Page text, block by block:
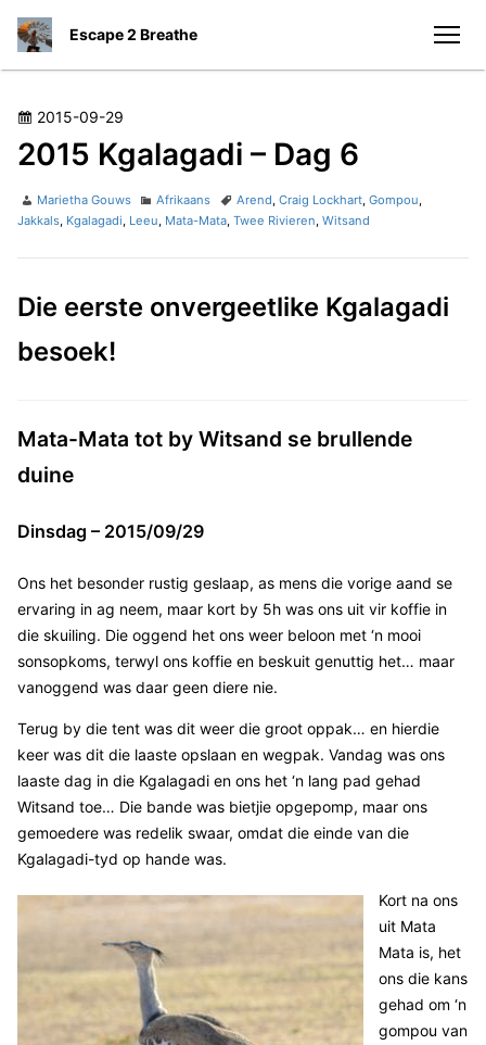
Escape 2 Breathe
P
o
s
t
e
n
2015-09-29
2015 Kgalagadi – Dag 6
A
u
h
r
Marietha Gouws
C
a
e
o
Afrikaans
T
a
s
Arend, Craig Lockhart, Gompou,
Jakkals, Kgalagadi, Leeu, Mata-Mata, Twee Rivieren, Witsand
Die eerste onvergeetlike Kgalagadi
besoek!
Mata-Mata tot by Witsand se brullende
duine
Dinsdag – 2015/09/29
Ons het besonder rustig geslaap, as mens die vorige aand se
ervaring in ag neem, maar kort by 5h was ons uit vir koffie in
die skuiling. Die oggend het ons weer beloon met ‘n mooi
sonsopkoms, terwyl ons koffie en beskuit genuttig het… maar
vanoggend was daar geen diere nie.
Terug by die tent was dit weer die groot oppak… en hierdie
keer was dit die laaste opslaan en wegpak. Vandag was ons
laaste dag in die Kgalagadi en ons het ‘n lang pad gehad
Witsand toe… Die bande was bietjie opgepomp, maar ons
gemoedere was redelik swaar, omdat die einde van die
Kgalagadi-tyd op hande was.
Kort na ons
uit Mata
Mata is, het
ons die kans
gehad om ‘n
gompou van